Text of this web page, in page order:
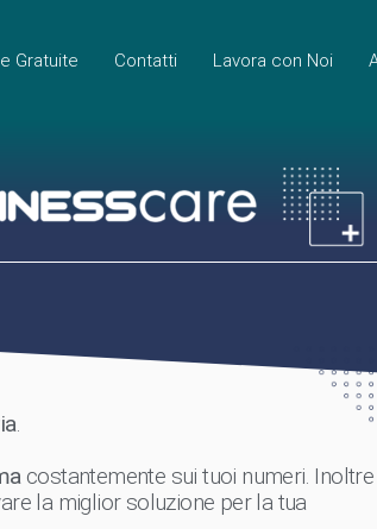
Gratuite Contatti Lavora con Noi
.
costantemente sui tuoi numeri. Inoltre
la miglior soluzione per la tua